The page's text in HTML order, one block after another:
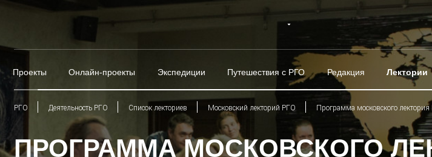
Проекты Онлайн-проекты Экспедиции Путешествия с РГО Редакция Лектории
РГО Деятельность РГО Список лекториев Московский лекторий РГО Программа московского
ПРОГРАММА МОСКОВСКОГО